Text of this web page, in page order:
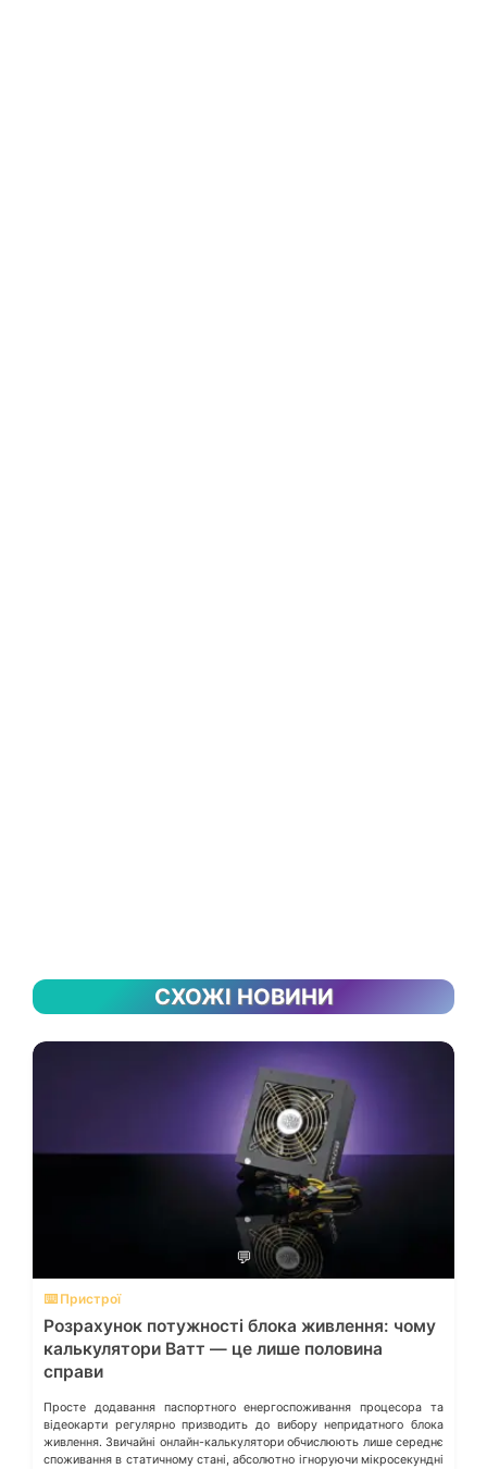
СХОЖІ НОВИНИ
💬
⌨️ Пристрої
Розрахунок потужності блока живлення: чому
калькулятори Ватт — це лише половина
справи
Просте додавання паспортного енергоспоживання процесора та
відеокарти регулярно призводить до вибору непридатного блока
живлення. Звичайні онлайн-калькулятори обчислюють лише середнє
споживання в статичному стані, абсолютно ігноруючи мікросекундні